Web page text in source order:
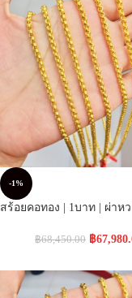
-1%
สร้อยคอทอง | 1บาท | ผ่าห
฿68,450.00 ฿